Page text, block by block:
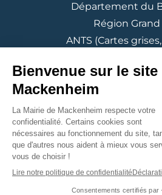
Département du
Région Grand
ANTS (Cartes
© 2025 Commune de
Mentions légales
AccessibilitéPolitique de